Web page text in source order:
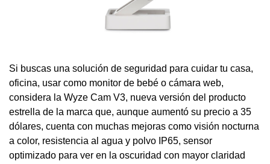
Si buscas una solución de seguridad para cuidar tu casa,
oficina, usar como monitor de bebé o cámara web,
considera la Wyze Cam V3, nueva versión del producto
estrella de la marca que, aunque aumentó su precio a 35
dólares, cuenta con muchas mejoras como visión nocturna
a color, resistencia al agua y polvo IP65, sensor
optimizado para ver en la oscuridad con mayor claridad